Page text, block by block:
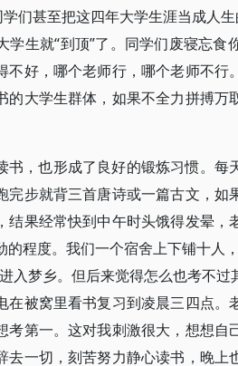
们甚至把这四年大学生涯当成人
学生就“到顶”了。同学们废寝忘
不好，哪个老师行，哪个老师不
的大学生群体，如果不全力拼搏万
书，也形成了良好的锻炼习惯。每
完步就背三首唐诗或一篇古文，
结果经常快到中午时头饿得发晕，
程度。我们一个宿舍上下铺十人
入梦乡。但后来觉得怎么也考不
在被窝里看书复习到凌晨三四点。
考第一。这对我刺激很大，想想自
去一切，刻苦努力静心读书，晚